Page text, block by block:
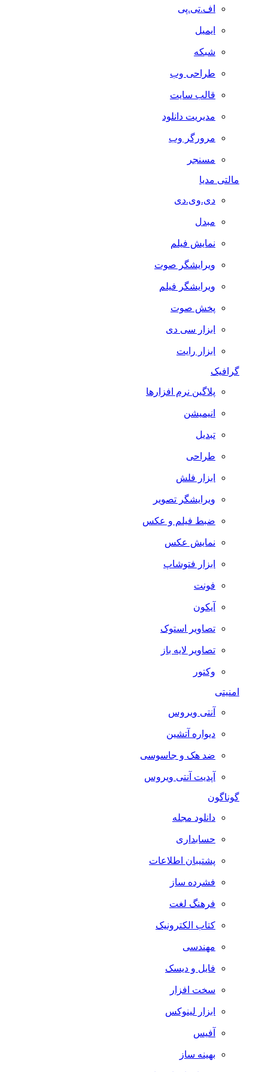
اف.تی.پی
ایمیل
شبکه
طراحی وب
قالب سایت
مدیریت دانلود
مرورگر وب
مسنجر
مالتی مدیا
دی.وی.دی
مبدل
نمایش فیلم
ویرایشگر صوت
ویرایشگر فیلم
پخش صوت
ابزار سی دی
ابزار رایت
گرافیک
پلاگین نرم افزارها
انیمیشن
تبدیل
طراحی
ابزار فلش
ویرایشگر تصویر
ضبط فيلم و عكس
نمایش عکس
ابزار فتوشاپ
فونت
آیکون
تصاویر استوک
تصاویر لایه باز
وکتور
آنتی ویروس
دیواره آتشین
ضد هک و جاسوسی
آپدیت آنتی ویروس
گوناگون
دانلود مجله
حسابداری
پشتیبان اطلاعات
فشرده ساز
فرهنگ لغت
کتاب الکترونیک
مهندسی
فایل و دیسک
سخت افزار
ابزار لینوکس
آفیس
بهینه ساز